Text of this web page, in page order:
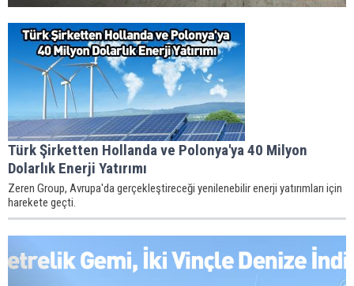
Türk Şirketten Hollanda ve Polonya'ya 40 Milyon
Dolarlık Enerji Yatırımı
Zeren Group, Avrupa'da gerçekleştireceği yenilenebilir enerji yatırımları için
harekete geçti.